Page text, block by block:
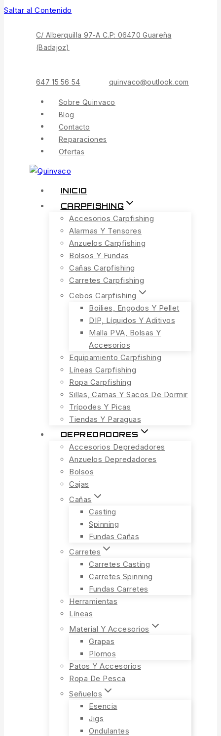
Saltar al Contenido
C/ Alberquilla 97-A C.P: 06470 Guareña
(Badajoz)
647 15 56 54 quinvaco@outlook.com
Sobre Quinvaco
Blog
Contacto
Reparaciones
Ofertas
INICIO
CARPFISHING
Accesorios Carpfishing
Alarmas Y Tensores
Anzuelos Carpfishing
Bolsos Y Fundas
Cañas Carpfishing
Carretes Carpfishing
Cebos Carpfishing
Boilies, Engodos Y Pellet
DIP, Líquidos Y Aditivos
Malla PVA, Bolsas Y
Accesorios
Equipamiento Carpfishing
Líneas Carpfishing
Ropa Carpfishing
Sillas, Camas Y Sacos De Dormir
Trípodes Y Picas
Tiendas Y Paraguas
DEPREDADORES
Accesorios Depredadores
Anzuelos Depredadores
Bolsos
Cajas
Cañas
Casting
Spinning
Fundas Cañas
Carretes
Carretes Casting
Carretes Spinning
Fundas Carretes
Herramientas
Líneas
Material Y Accesorios
Grapas
Plomos
Patos Y Accesorios
Ropa De Pesca
Señuelos
Esencia
Jigs
Ondulantes